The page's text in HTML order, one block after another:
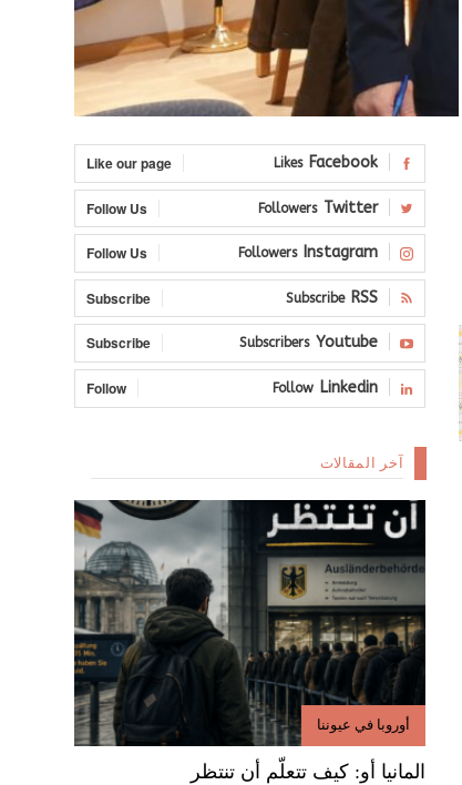
Facebook
Likes
Like our page
Twitter
Followers
Follow Us
Instagram
Followers
Follow Us
RSS
Subscribe
Subscribe
Youtube
Subscribers
Subscribe
Linkedin
Follow
Follow
آخر المقالات
أوروبا في عيوننا
المانيا أو: كيف تتعلّم أن تنتظر